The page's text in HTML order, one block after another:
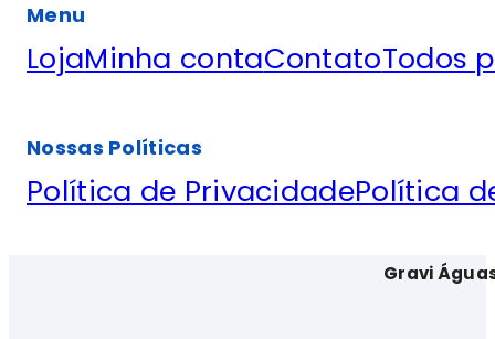
Menu
LojaMinha contaContatoTodos
Nossas Políticas
Política de PrivacidadePolítica
Gravi